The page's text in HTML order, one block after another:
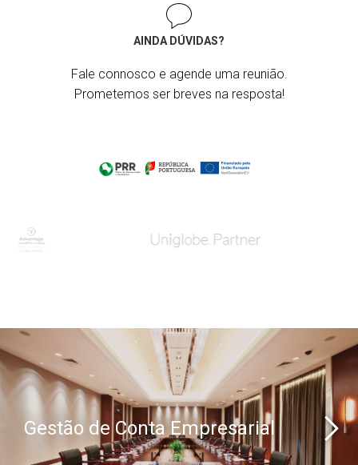
AINDA DÚVIDAS?
Fale connosco e agende uma reunião.
Prometemos ser breves na resposta!
Gestão de Conta Empresarial